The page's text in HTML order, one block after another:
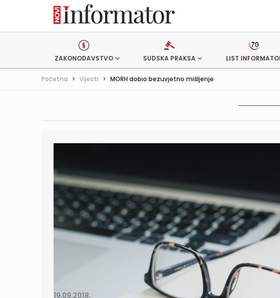
ZAKONODAVSTVO SUDSKA PRAKSA LIST
Početna > Vijesti > MORH dobio bezuvjetno mišljenje
19.09.2018.